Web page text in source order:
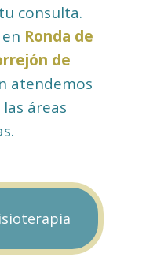
consulta.
Ronda de
de
atendemos
áreas